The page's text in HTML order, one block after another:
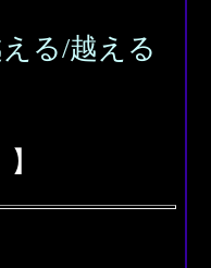
る/越える
】